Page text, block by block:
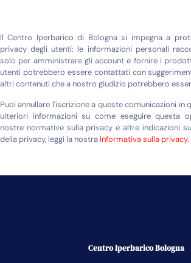
Il Centro Iperbarico di Bologna si impegna a
privacy degli utenti: le informazioni personali
solo per amministrare gli account e fornire i
utenti potrebbero essere contattati con
altri contenuti che a nostro giudizio potrebbero
Puoi annullare l'iscrizione a queste comunicazioni in
ulteriori informazioni su come eseguire questa
nostre normative sulla privacy e altre indicazioni
della privacy, leggi la nostra Informativa sulla privacy.
Centro Iperbarico Bologna